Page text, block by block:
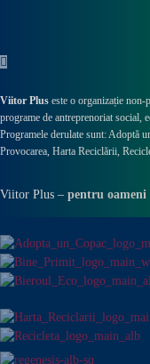
Viitor Plus este o organizație non-
programe de antreprenoriat social,
Programele derulate sunt: Adoptă
Provocarea, Harta Reciclării,
Viitor Plus – pentru oameni